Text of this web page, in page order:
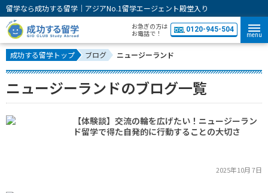
留学なら成功する留学｜アジアNo.1留学エージェント殿堂入り
お急ぎの方は
お電話で！
0120-945-504
menu
成功する留学トップ ブログ ニュージーランド
ニュージーランドのブログ一覧
【体験談】交流の輪を広げたい！ニュージーラン
ド留学で得た自発的に行動することの大切さ
2025年10月 7日